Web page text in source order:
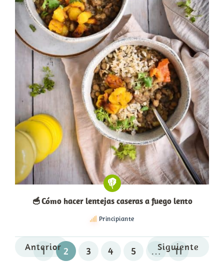
🥣 Cómo hacer lentejas caseras a fuego lento
Principiante
Anterior
1 2 3 4 5 … 11
Siguiente